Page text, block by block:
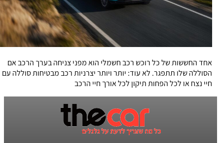
אחד החששות של כל רוכש רכב חשמלי הוא מפני צניחה בערך הרכב אם
הסוללה שלו תתפגר. לא עוד: יותר ויותר יצרניות רכב מבטיחות סוללה עם
חיי נצח או לכל הפחות תיקון לכל אורך חיי הרכב